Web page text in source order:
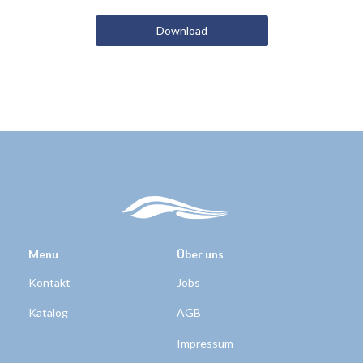
Download
Menu
Kontakt
Katalog
Über uns
Jobs
AGB
Impressum